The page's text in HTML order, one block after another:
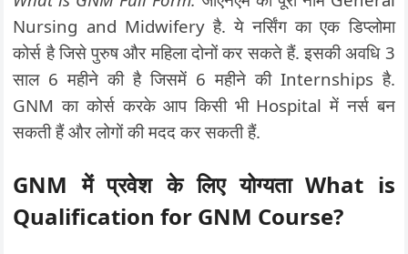
Nursing and Midwifery है. ये नर्सिंग का एक डिप्लोमा
कोर्स है जिसे पुरुष और महिला दोनों कर सकते हैं. इसकी अवधि 3
साल 6 महीने की है जिसमें 6 महीने की Internships है.
GNM का कोर्स करके आप किसी भी Hospital में नर्स बन
सकती हैं और लोगों की मदद कर सकती हैं.
GNM में प्रवेश के लिए योग्यता What is
Qualification for GNM Course?